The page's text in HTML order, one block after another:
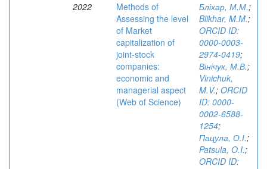
2022
Methods of
Assessing the level
of Market
capitalization of
joint-stock
companies:
economic and
managerial aspect
(Web of Science)
Бліхар, М.М.;
Blikhar, M.M.;
ORCID ID:
0000-0003-
2974-0419;
Вінічук, М.В.;
Vinichuk,
M.V.; ORCID
ID: 0000-
0002-6588-
1254;
Пацула, О.І.;
Patsula, O.I.;
ORCID ID: